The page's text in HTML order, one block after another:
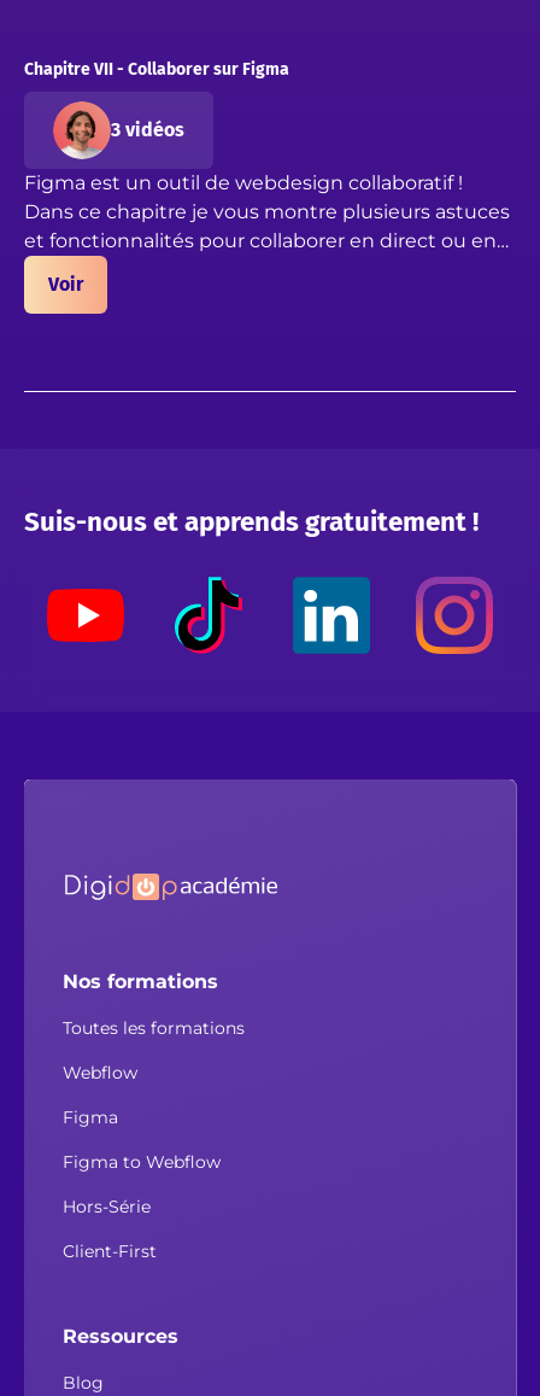
Chapitre VII - Collaborer sur Figma
3 vidéos
Figma est un outil de webdesign collaboratif !
Dans ce chapitre je vous montre plusieurs astuces
et fonctionnalités pour collaborer en direct ou en
asynchrone sur Figma. Partagez votre projet,
Voir
Suis-nous et apprends gratuitement !
Nos formations
Toutes les formations
Webflow
Figma
Figma to Webflow
Hors-Série
Client-First
Ressources
Blog